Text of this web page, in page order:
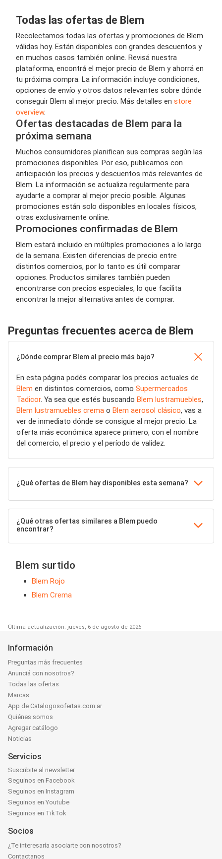
Todas las ofertas de Blem
Recolectamos todas las ofertas y promociones de Blem
válidas hoy. Están disponibles con grandes descuentos y
en muchos casos también online. Revisá nuestra
plataforma, encontrá el mejor precio de Blem y ahorrá en
tu próxima compra. La información incluye condiciones,
opciones de envío y otros datos relevantes sobre dónde
conseguir Blem al mejor precio. Más detalles en store
overview.
Ofertas destacadas de Blem para la
próxima semana
Muchos consumidores planifican sus compras según las
promociones disponibles. Por eso, publicamos con
anticipación los precios y descuentos más relevantes de
Blem. La información se actualiza regularmente para
ayudarte a comprar al mejor precio posible. Algunas
promociones están solo disponibles en locales físicos,
otras exclusivamente online.
Promociones confirmadas de Blem
Blem estará incluido en múltiples promociones a lo largo
de la semana. Existen diferencias de precio entre
distintos comercios, por lo tanto es útil comparar
opciones. Productos similares también pueden
encontrarse con precios especiales, lo que facilita
encontrar la mejor alternativa antes de comprar.
Preguntas frecuentes acerca de Blem
¿Dónde comprar Blem al precio más bajo?
En esta página podés comparar los precios actuales de
Blem en distintos comercios, como Supermercados
Tadicor. Ya sea que estés buscando Blem lustramuebles,
Blem lustramuebles crema o Blem aerosol clásico, vas a
ver de inmediato dónde se consigue al mejor precio. La
oferta más económica aparece primero, con el nombre
del comercio, el precio y el período de validez.
¿Qué ofertas de Blem hay disponibles esta semana?
¿Qué otras ofertas similares a Blem puedo
encontrar?
Blem surtido
Blem Rojo
Blem Crema
Última actualización: jueves, 6 de agosto de 2026
Información
Preguntas más frecuentes
Anunciá con nosotros?
Todas las ofertas
Marcas
App de Catalogosofertas.com.ar
Quiénes somos
Agregar catálogo
Noticias
Servicios
Suscribite al newsletter
Seguinos en Facebook
Seguinos en Instagram
Seguinos en Youtube
Seguinos en TikTok
Socios
¿Te interesaría asociarte con nosotros?
Contactanos